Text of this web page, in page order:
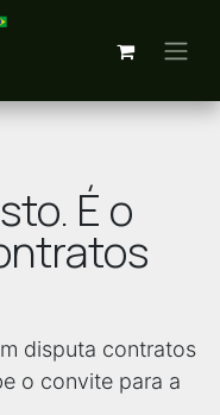
É o
disputa contratos
o convite para a